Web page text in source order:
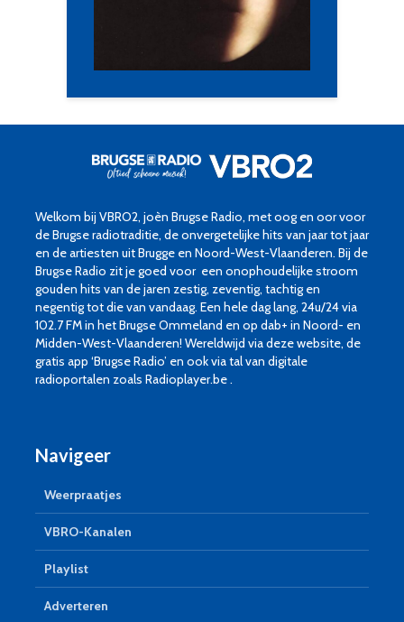
Welkom bij VBRO2, joèn Brugse Radio, met oog en oor voor
de Brugse radiotraditie, de onvergetelijke hits van jaar tot jaar
en de artiesten uit Brugge en Noord-West-Vlaanderen. Bij de
Brugse Radio zit je goed voor een onophoudelijke stroom
gouden hits van de jaren zestig, zeventig, tachtig en
negentig tot die van vandaag. Een hele dag lang, 24u/24 via
102.7 FM in het Brugse Ommeland en op dab+ in Noord- en
Midden-West-Vlaanderen! Wereldwijd via deze website, de
gratis app ‘Brugse Radio’ en ook via tal van digitale
radioportalen zoals Radioplayer.be .
Navigeer
Weerpraatjes
VBRO-Kanalen
Playlist
Adverteren